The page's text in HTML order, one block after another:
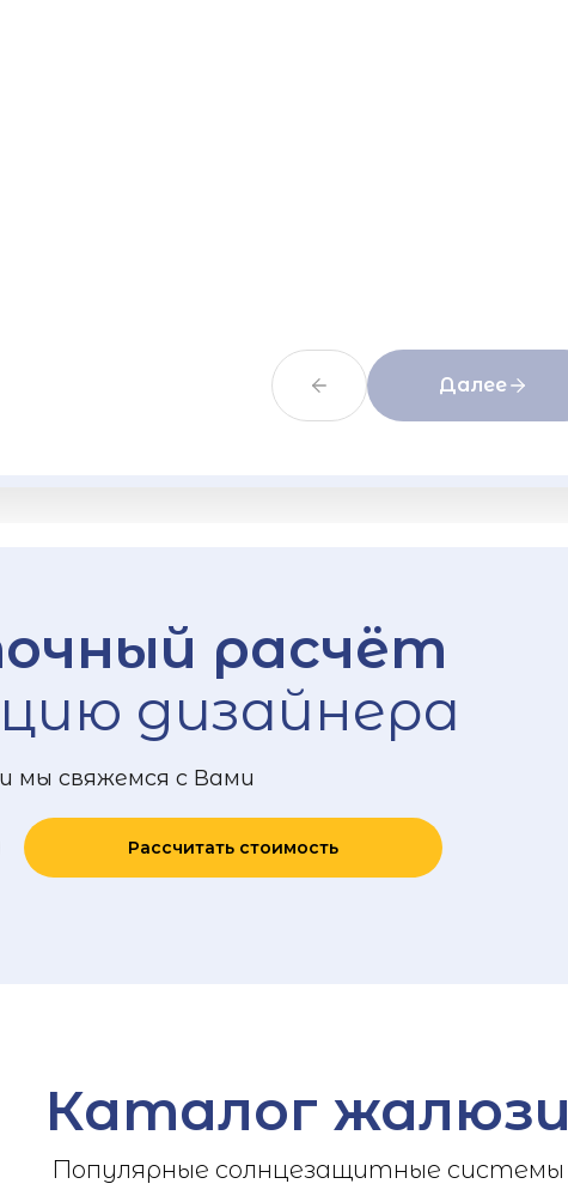
Далее
расчёт
дизайнера
мы свяжемся с Вами
Рассчитать стоимость
Каталог жалюзи
Популярные солнцезащитные системы